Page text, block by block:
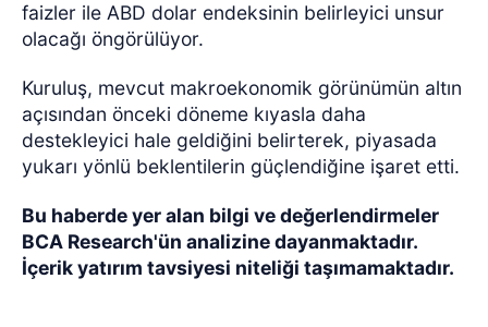
faizler ile ABD dolar endeksinin belirleyici unsur
olacağı öngörülüyor.
Kuruluş, mevcut makroekonomik görünümün altın
açısından önceki döneme kıyasla daha
destekleyici hale geldiğini belirterek, piyasada
yukarı yönlü beklentilerin güçlendiğine işaret etti.
Bu haberde yer alan bilgi ve değerlendirmeler
BCA Research'ün analizine dayanmaktadır.
İçerik yatırım tavsiyesi niteliği taşımamaktadır.